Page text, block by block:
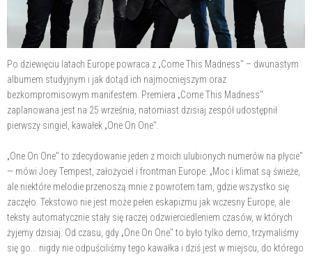
Po dziewięciu latach Europe powraca z „Come This Madness" – dwunastym
albumem studyjnym i jak dotąd ich najmocniejszym oraz
bezkompromisowym manifestem. Premiera „Come This Madness"
zaplanowana jest na 25 września, natomiast dzisiaj zespół udostępnił
pierwszy singiel, kawałek „One On One".
„One On One" to zdecydowanie jeden z moich ulubionych numerów na płycie"
— mówi Joey Tempest, założyciel i frontman Europe. „Moc i klimat są świeże,
ale niektóre melodie przenoszą mnie z powrotem tam, gdzie wszystko się
zaczęło. Tekstowo nie jest może pełen eskapizmu jak wczesny Europe, ale
teksty automatycznie stały się raczej odzwierciedleniem czasów, w których
żyjemy dzisiaj. Od czasu, gdy „One On One" to było tylko demo, trzymaliśmy
się go... nigdy nie odpuściliśmy tego kawałka i dziś jest w miejscu, do którego